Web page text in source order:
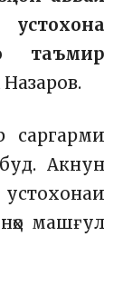
таъмир
саргарми
Акнун
машғул